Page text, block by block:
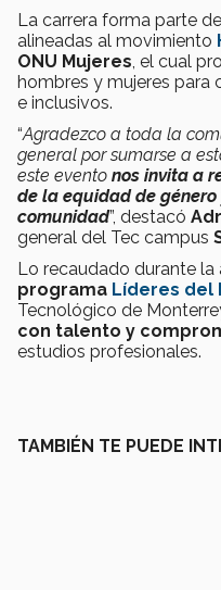
La carrera forma parte
alineadas al movimiento
ONU Mujeres , el cual
hombres y mujeres para
e inclusivos.
“Agradezco a toda la
general por sumarse a
este evento nos invita a
de la equidad de
comunidad”, destacó
general del Tec campus
Lo recaudado durante la
programa Líderes del
Tecnológico de
con talento y
estudios profesionales.
TAMBIÉN TE PUEDE